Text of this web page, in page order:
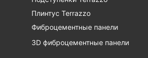
Плинтус Terrazzo
Фиброцементные панели
3D фиброцементные панели